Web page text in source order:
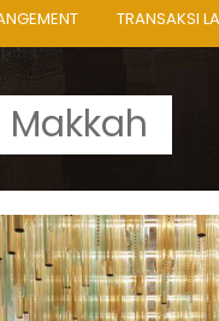
TRANSAKSI
Makkah